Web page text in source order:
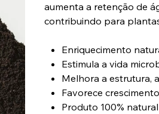
aumenta a retenção de
contribuindo para
Enriquecimento
Estimula a vida
Melhora a estrutura,
Favorece
Produto 100%